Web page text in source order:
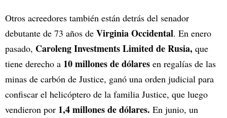
Otros acreedores también están detrás del senador
debutante de 73 años de Virginia Occidental. En enero
pasado, Caroleng Investments Limited de Rusia, que
tiene derecho a 10 millones de dólares en regalías de las
minas de carbón de Justice, ganó una orden judicial para
confiscar el helicóptero de la familia Justice, que luego
vendieron por 1,4 millones de dólares. En junio, un